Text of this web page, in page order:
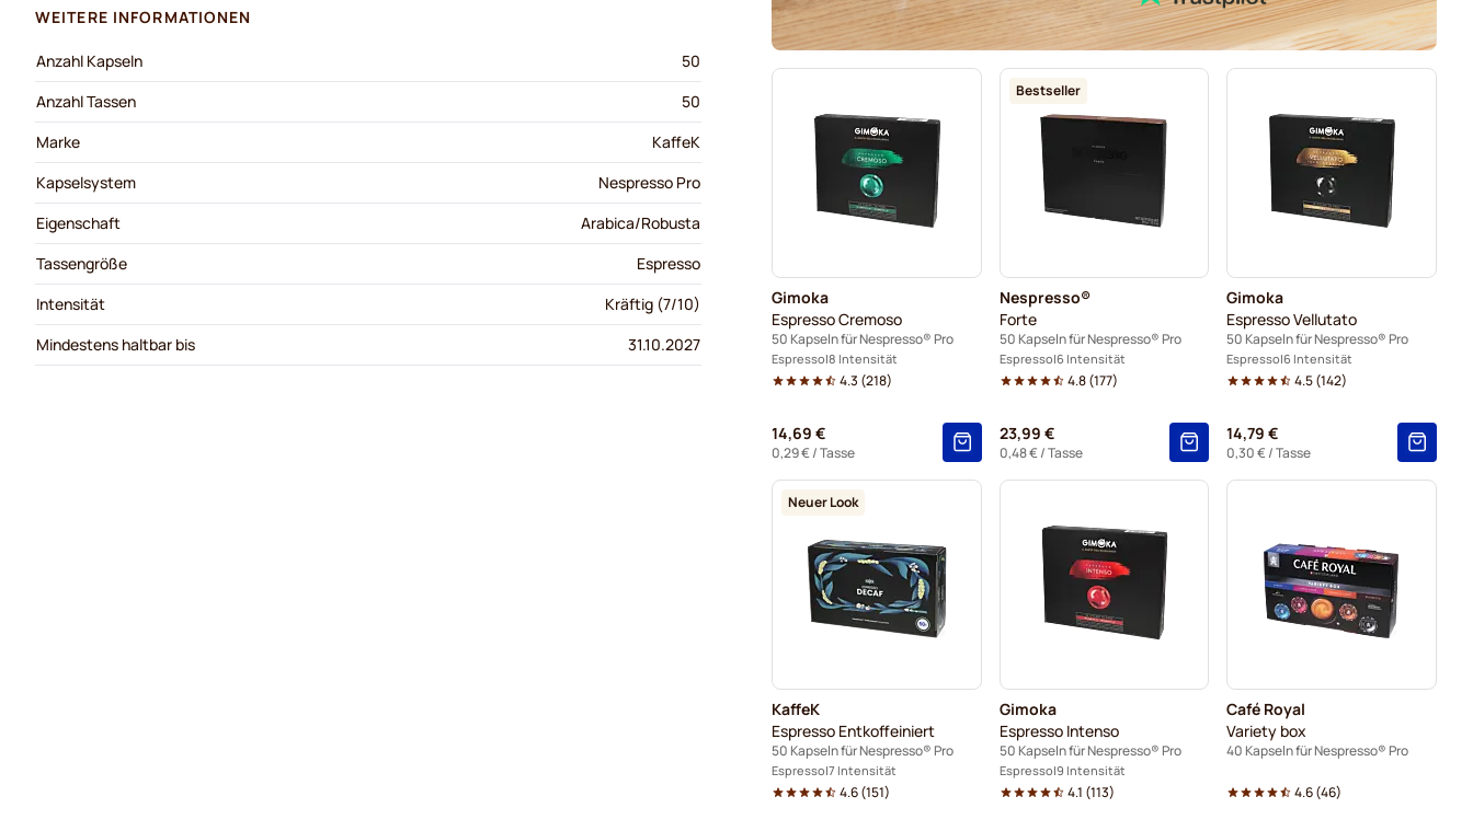
Gimoka
Espresso Cremoso
50 Kapseln für Nespresso® Pro
Espresso 8 Intensität
4.3 (218)
14,69 €
0,29 €/ Tasse
Bestseller
Nespresso®
Forte
50 Kapseln für Nespresso® Pro
Espresso 6 Intensität
4.8(177)
23,99 €
0,48 €/ Tasse
Gimoka
Espresso Vellutato
50 Kapseln für Nespresso® Pro
Espresso 6 Intensität
4.5(142)
14,79 €
0,30 €/ Tasse
Neuer Look
KaffeK
Espresso Entkoffeiniert
50 Kapseln für Nespresso® Pro
Espresso 7 Intensität
4.6(151)
Gimoka
Espresso Intenso
50 Kapseln für Nespresso® Pro
Espresso 9 Intensität
4.1 (113)
Café Royal
Variety box
40 Kapseln für Nespresso® Pro
4.6(46)
WEITERE INFORMATIONEN
Anzahl Kapseln
50
Anzahl Tassen
50
Marke
KaffeK
Kapselsystem
Nespresso Pro
Eigenschaft
Arabica/Robusta
Tassengröße
Espresso
Intensität
Kräftig (7/10)
Mindestens haltbar bis
31.10.2027